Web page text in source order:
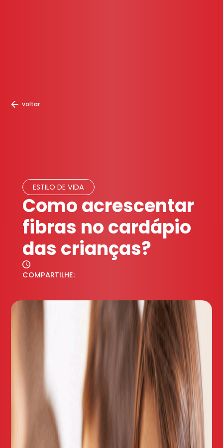
voltar
ESTILO DE VIDA
Como acrescentar
fibras no cardápio
das crianças?
COMPARTILHE: